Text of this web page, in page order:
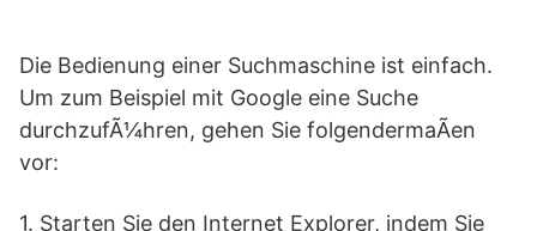
Die Bedienung einer Suchmaschine ist einfach.
Um zum Beispiel mit Google eine Suche
durchzufÃ¼hren, gehen Sie folgendermaÃen
vor:
1. Starten Sie den Internet Explorer, indem Sie